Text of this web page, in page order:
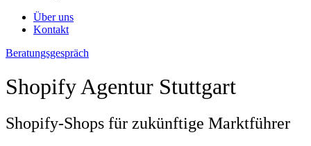
Über uns
Kontakt
Beratungsgespräch
Shopify Agentur Stuttgart
Shopify-Shops für zukünftige Marktführer